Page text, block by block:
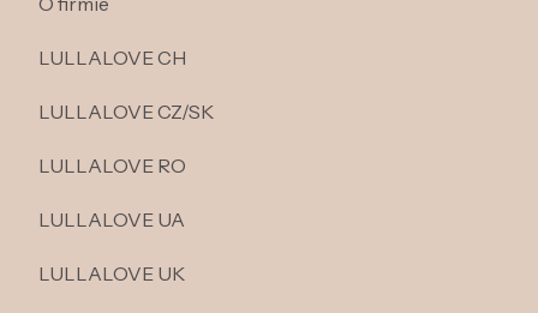
LULLALOVE CH
LULLALOVE CZ/SK
LULLALOVE RO
LULLALOVE UA
LULLALOVE UK